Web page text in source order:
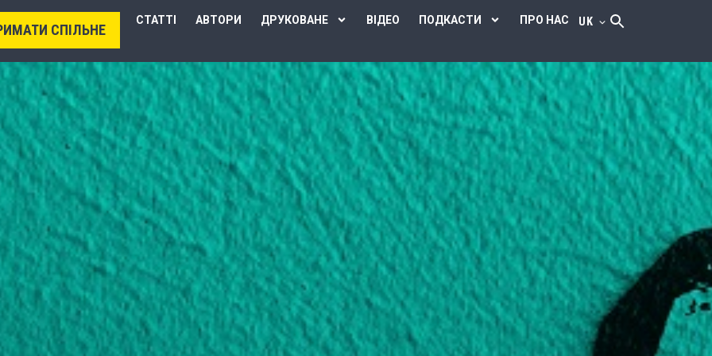
СПІЛЬНЕ
СТАТТІ АВТОРИ ДРУКОВАНЕ ВІДЕО ПОДКАСТИ ПРО НАС UK